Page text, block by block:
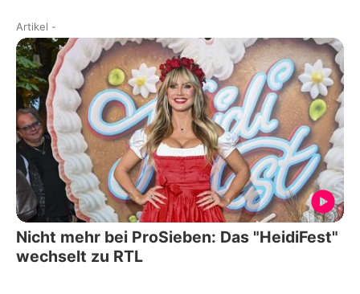
Artikel -
Nicht mehr bei ProSieben: Das "HeidiFest"
wechselt zu RTL